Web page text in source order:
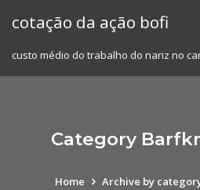
cotação da ação bofi
custo médio do trabalho do nariz no
Category
Home Archive by